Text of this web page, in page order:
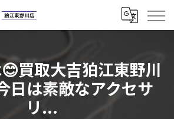
買取大吉狛江東野川
日は素敵なアクセサ
リ...